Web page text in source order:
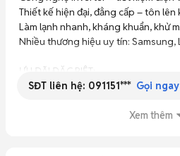
SĐT liên hệ: 091151*** Gọi ngay
Xem thêm